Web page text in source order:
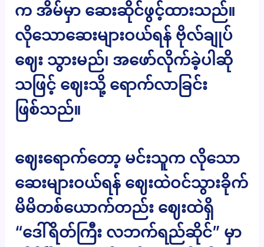
က အိမ်မှာ ဆေးဆိုင်ဖွင့်ထားသည်။
လိုသောဆေးများဝယ်ရန် ဗိုလ်ချုပ်
ဈေး သွားမည်၊ အဖော်လိုက်ခဲ့ပါဆို
သဖြင့် ဈေးသို့ ရောက်လာခြင်း
ဖြစ်သည်။
ဈေးရောက်တော့ မင်းသူက လိုသော
ဆေးများဝယ်ရန် ဈေးထဲဝင်သွားခိုက်
မိမိတစ်ယောက်တည်း ဈေးထဲရှိ
“ဒေါ်ရိတ်ကြီး လဘက်ရည်ဆိုင်” မှာ